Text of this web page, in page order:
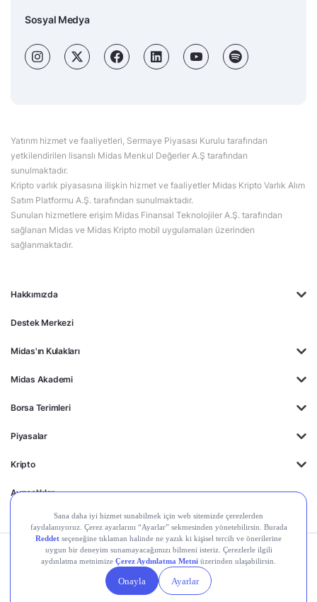
Hakkımızda
Destek Merkezi
Midas'ın Kulakları
Midas Akademi
Borsa Terimleri
Piyasalar
Kripto
Ayrıcalıklar
Sosyal Medya
Yatırım hizmet ve faaliyetleri, Sermaye Piyasası Kurulu tarafından
yetkilendirilen lisanslı Midas Menkul Değerler A.Ş tarafından
sunulmaktadır.
Kripto varlık piyasasına ilişkin hizmet ve faaliyetler Midas Kripto Varlık Alım
Satım Platformu A.Ş. tarafından sunulmaktadır.
Sunulan hizmetlere erişim Midas Finansal Teknolojiler A.Ş. tarafından
sağlanan Midas ve Midas Kripto mobil uygulamaları üzerinden
sağlanmaktadır.
Kişisel Verilerin
Gizlilik
Politikası
Yasal
Duyurular
Çerez